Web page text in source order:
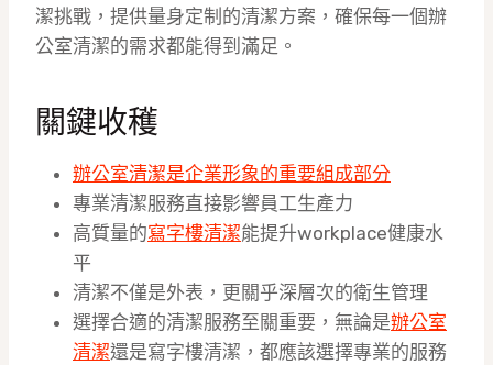
潔挑戰，提供量身定制的清潔方案，確保每一個辦
公室清潔的需求都能得到滿足。
關鍵收穫
辦公室清潔是企業形象的重要組成部分
專業清潔服務直接影響員工生產力
高質量的寫字樓清潔能提升workplace健康水
平
清潔不僅是外表，更關乎深層次的衛生管理
選擇合適的清潔服務至關重要，無論是辦公室
清潔還是寫字樓清潔，都應該選擇專業的服務